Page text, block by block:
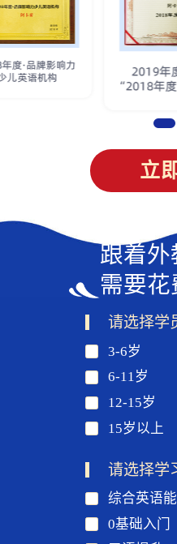
立
跟着外
需要花
请选择学
3-6岁
6-11岁
12-15岁
15岁以上
请选择学
综合英语
0基础入门